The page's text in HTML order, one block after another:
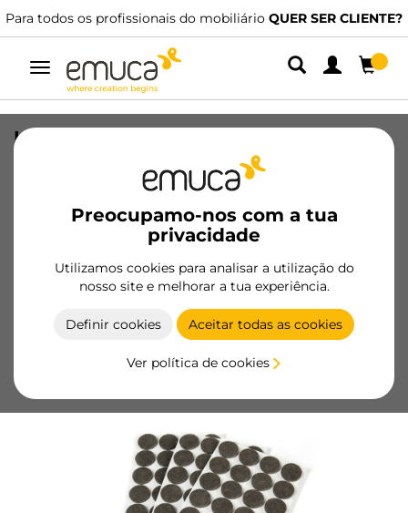
Para todos os profissionais do mobiliário QUER SER CLIENTE?
Alternar
navegação
Preocupamo-nos com a tua
privacidade
Utilizamos cookies para analisar a utilização do
nosso site e melhorar a tua experiência.
Definir cookies Aceitar todas as cookies
Ver política de cookies
Lote de 108 protetores de feltro
adesivos circulares para móveis,
diâmetro 24mm, Fibra, Plástico
8432393126760
Tornar-se cliente